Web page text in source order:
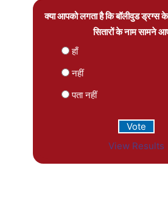
क्या आपको लगता है कि बॉलीवुड
सितारों के नाम सामने
हाँ
नहीं
पता नहीं
View Results